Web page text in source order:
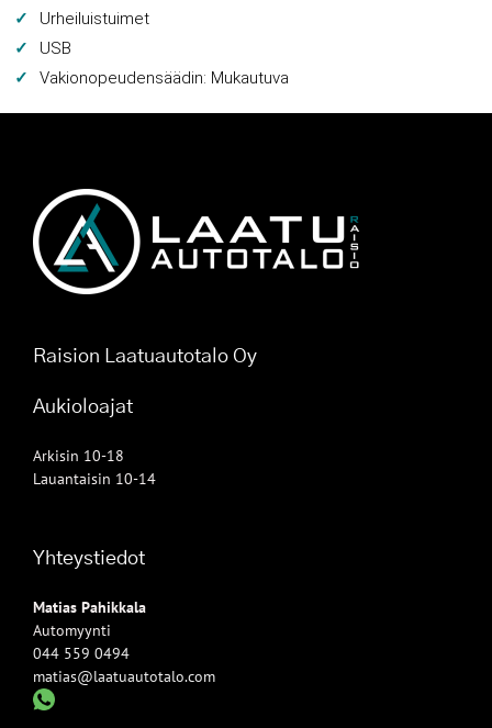
Urheiluistuimet
USB
Vakionopeudensäädin: Mukautuva
Raision Laatuautotalo Oy
Aukioloajat
Arkisin 10-18
Lauantaisin 10-14
Yhteystiedot
Matias Pahikkala
Automyynti
044 559 0494
matias@laatuautotalo.com